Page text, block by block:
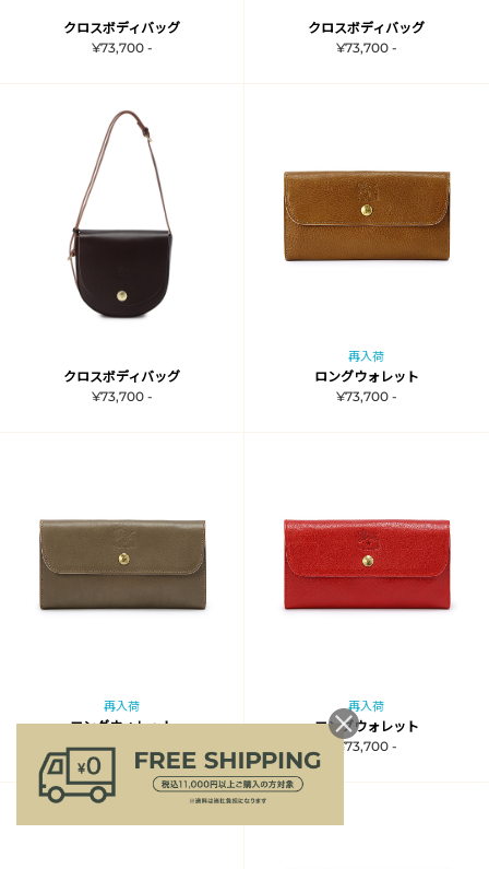
クロスボディバッグ
¥73,700 -
クロスボディバッグ
¥73,700 -
クロスボディバッグ
¥73,700 -
再入荷
ロングウォレット
¥73,700 -
再入荷
ロングウォレット
¥73,700 -
再入荷
ロングウォレット
¥73,700 -